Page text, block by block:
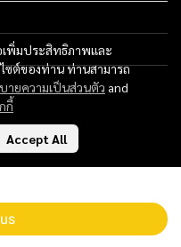
เพิ่มประสิทธิภาพและ
ซต์ของท่าน ท่านสามารถ
ายความเป็นส่วนตัว and
กี้
Accept All
| Powered by MWE